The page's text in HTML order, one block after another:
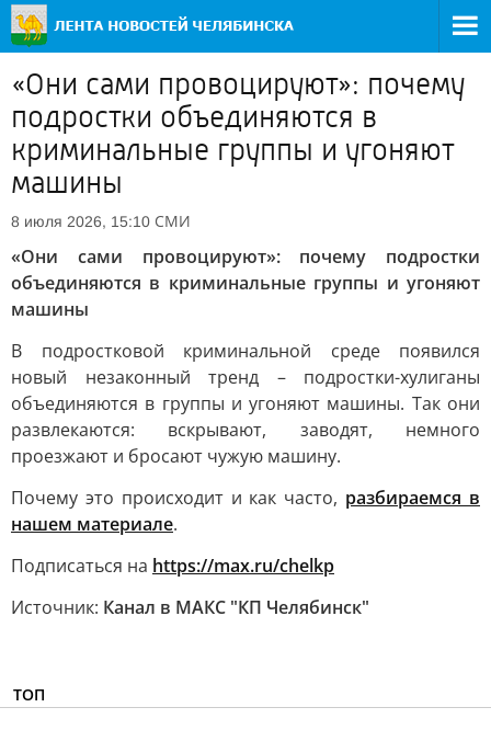
«Они сами провоцируют»: почему
подростки объединяются в
криминальные группы и угоняют
машины
8 июля 2026, 15:10 СМИ
«Они сами провоцируют»: почему подростки
объединяются в криминальные группы и угоняют
машины
В подростковой криминальной среде появился
новый незаконный тренд – подростки-хулиганы
объединяются в группы и угоняют машины. Так они
развлекаются: вскрывают, заводят, немного
проезжают и бросают чужую машину.
Почему это происходит и как часто, разбираемся в
нашем материале.
Подписаться на https://max.ru/chelkp
Источник: Канал в МАКС "КП Челябинск"
ТОП